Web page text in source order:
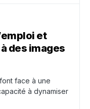
et
des images
face à une
à dynamiser